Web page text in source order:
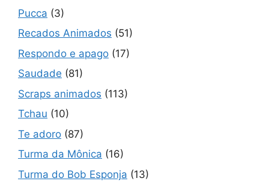
Pucca (3)
Recados Animados (51)
Respondo e apago (17)
Saudade (81)
Scraps animados (113)
Tchau (10)
Te adoro (87)
Turma da Mônica (16)
Turma do Bob Esponja (13)